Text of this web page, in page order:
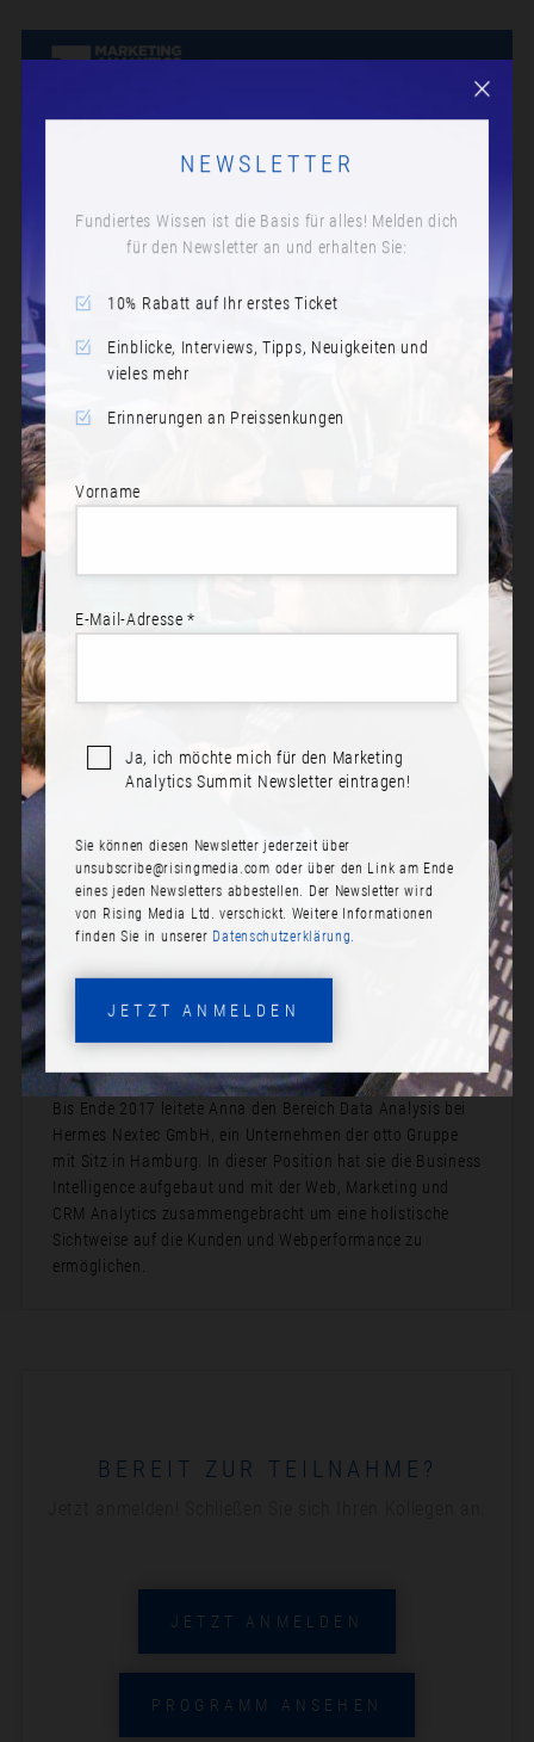
Rolle:
Digital Analytics & BI Consultant
Anna Denejnaja ist eine Expertin auf dem Feld der
Strategieentwicklung, Einführung und Umsetzung der
Digitalen Analyse darunter Marketing und Web Analytics
Anwendungen der Data Science Methoden für Digital
Analytics. Als selbständiger Digital Analytics & BI
Bis Ende 2017 leitete Anna den Bereich Data Analysis bei
Hermes Nextec GmbH, ein Unternehmen der otto Gruppe
mit Sitz in Hamburg. In dieser Position hat sie die Business
Intelligence aufgebaut und mit der Web, Marketing und
CRM Analytics zusammengebracht um eine holistische
Sichtweise auf die Kunden und Webperformance zu
ermöglichen.
BEREIT ZUR TEILNAHME?
JETZT ANMELDEN
PROGRAMM ANSEHEN
NEWSLETTER
Fundiertes Wissen ist die Basis für alles! Melden dich
für den Newsletter an und erhalten Sie:
10% Rabatt auf Ihr erstes Ticket
Einblicke, Interviews, Tipps, Neuigkeiten und
vieles mehr
Erinnerungen an Preissenkungen
Vorname
E-Mail-Adresse *
Ja, ich möchte mich für den Marketing
Analytics Summit Newsletter eintragen!
Sie können diesen Newsletter jederzeit über
unsubscribe@risingmedia.com oder über den Link am Ende
eines jeden Newsletters abbestellen. Der Newsletter wird
von Rising Media Ltd. verschickt. Weitere Informationen
finden Sie in unserer Datenschutzerklärung.
JETZT ANMELDEN